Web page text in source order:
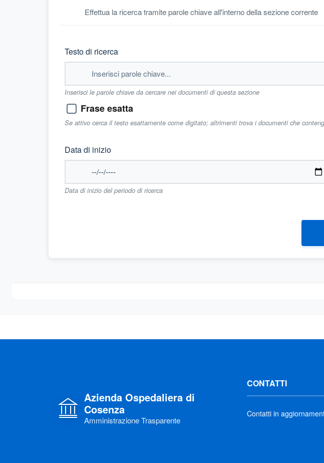
Effettua la ricerca tramite parole chiave all'interno della sezione corrente
Testo di ricerca
Inserisci le parole chiave da cercare nei documenti di questa sezione
Frase esatta
Se attivo cerca il testo esattamente come digitato; altrimenti trova i documenti che
Data di inizio
Data di inizio del periodo di ricerca
Azienda Ospedaliera di
Cosenza
Amministrazione Trasparente
CONTATTI
Contatti in